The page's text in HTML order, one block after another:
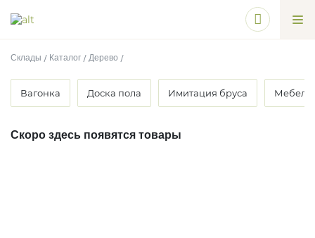
Склады Каталог Дерево
Вагонка Доска пола Имитация бруса
Скоро здесь появятся товары